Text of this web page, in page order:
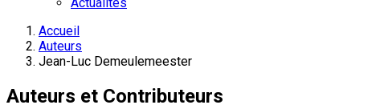
Accueil
Auteurs
Jean-Luc Demeulemeester
Auteurs et Contributeurs